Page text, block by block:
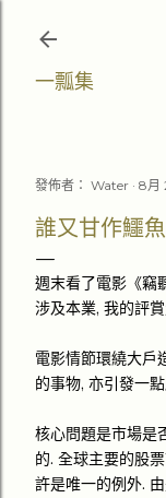
一瓢集
發佈者： Water 8月
誰又甘作鱷
週末看了電影《竊
涉及本業, 我的評
電影情節環繞大戶
的事物, 亦引發一
核心問題是市場是
的. 全球主要的股
許是唯一的例外.